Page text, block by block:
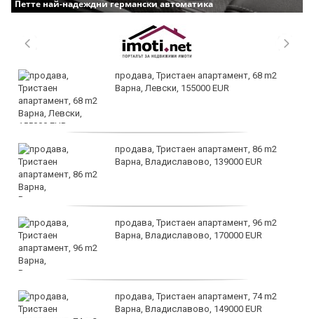
Петте най-надеждни германски автоматика
продава, Тристаен апартамент, 68 m2
Варна, Левски, 155000 EUR
продава, Тристаен апартамент, 86 m2
Варна, Владиславово, 139000 EUR
продава, Тристаен апартамент, 96 m2
Варна, Владиславово, 170000 EUR
продава, Тристаен апартамент, 74 m2
Варна, Владиславово, 149000 EUR